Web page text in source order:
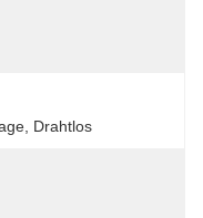
Drahtlos